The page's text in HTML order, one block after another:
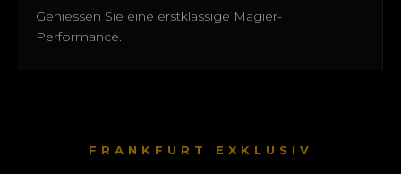
Geniessen Sie eine erstklassige Magier-
Performance.
FRANKFURT EXKLUSIV